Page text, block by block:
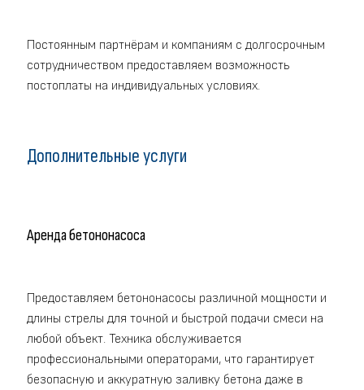
Постоянным партнёрам и компаниям с долгосрочным
сотрудничеством предоставляем возможность
постоплаты на индивидуальных условиях.
Дополнительные услуги
Аренда бетононасоса
Предоставляем бетононасосы различной мощности и
длины стрелы для точной и быстрой подачи смеси на
любой объект. Техника обслуживается
профессиональными операторами, что гарантирует
безопасную и аккуратную заливку бетона даже в